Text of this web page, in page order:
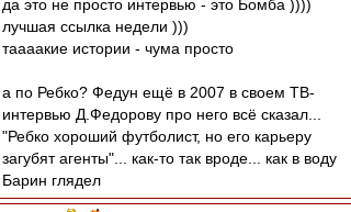
да это не просто интервью - это Бомба ))))
лучшая ссылка недели )))
таааакие истории - чума просто
а по Ребко? Федун ещё в 2007 в своем ТВ-
интервью Д.Федорову про него всё сказал...
"Ребко хороший футболист, но его карьеру
загубят агенты"... как-то так вроде... как в воду
Барин глядел